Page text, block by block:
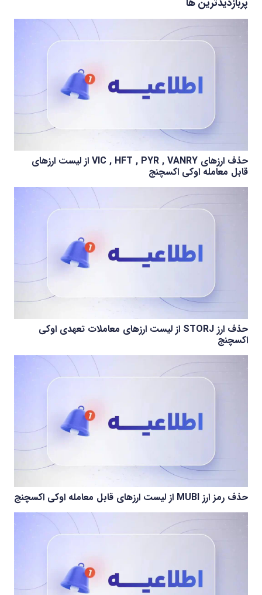
حذف ارزهای VIC , HFT , PYR , VANRY از لیست ارزهای
قابل معامله اوکی اکسچنج
حذف ارز STORJ از لیست ارزهای معاملات تعهدی اوکی
اکسچنج
حذف رمز ارز MUBI از لیست ارزهای قابل معامله اوکی اکسچنج